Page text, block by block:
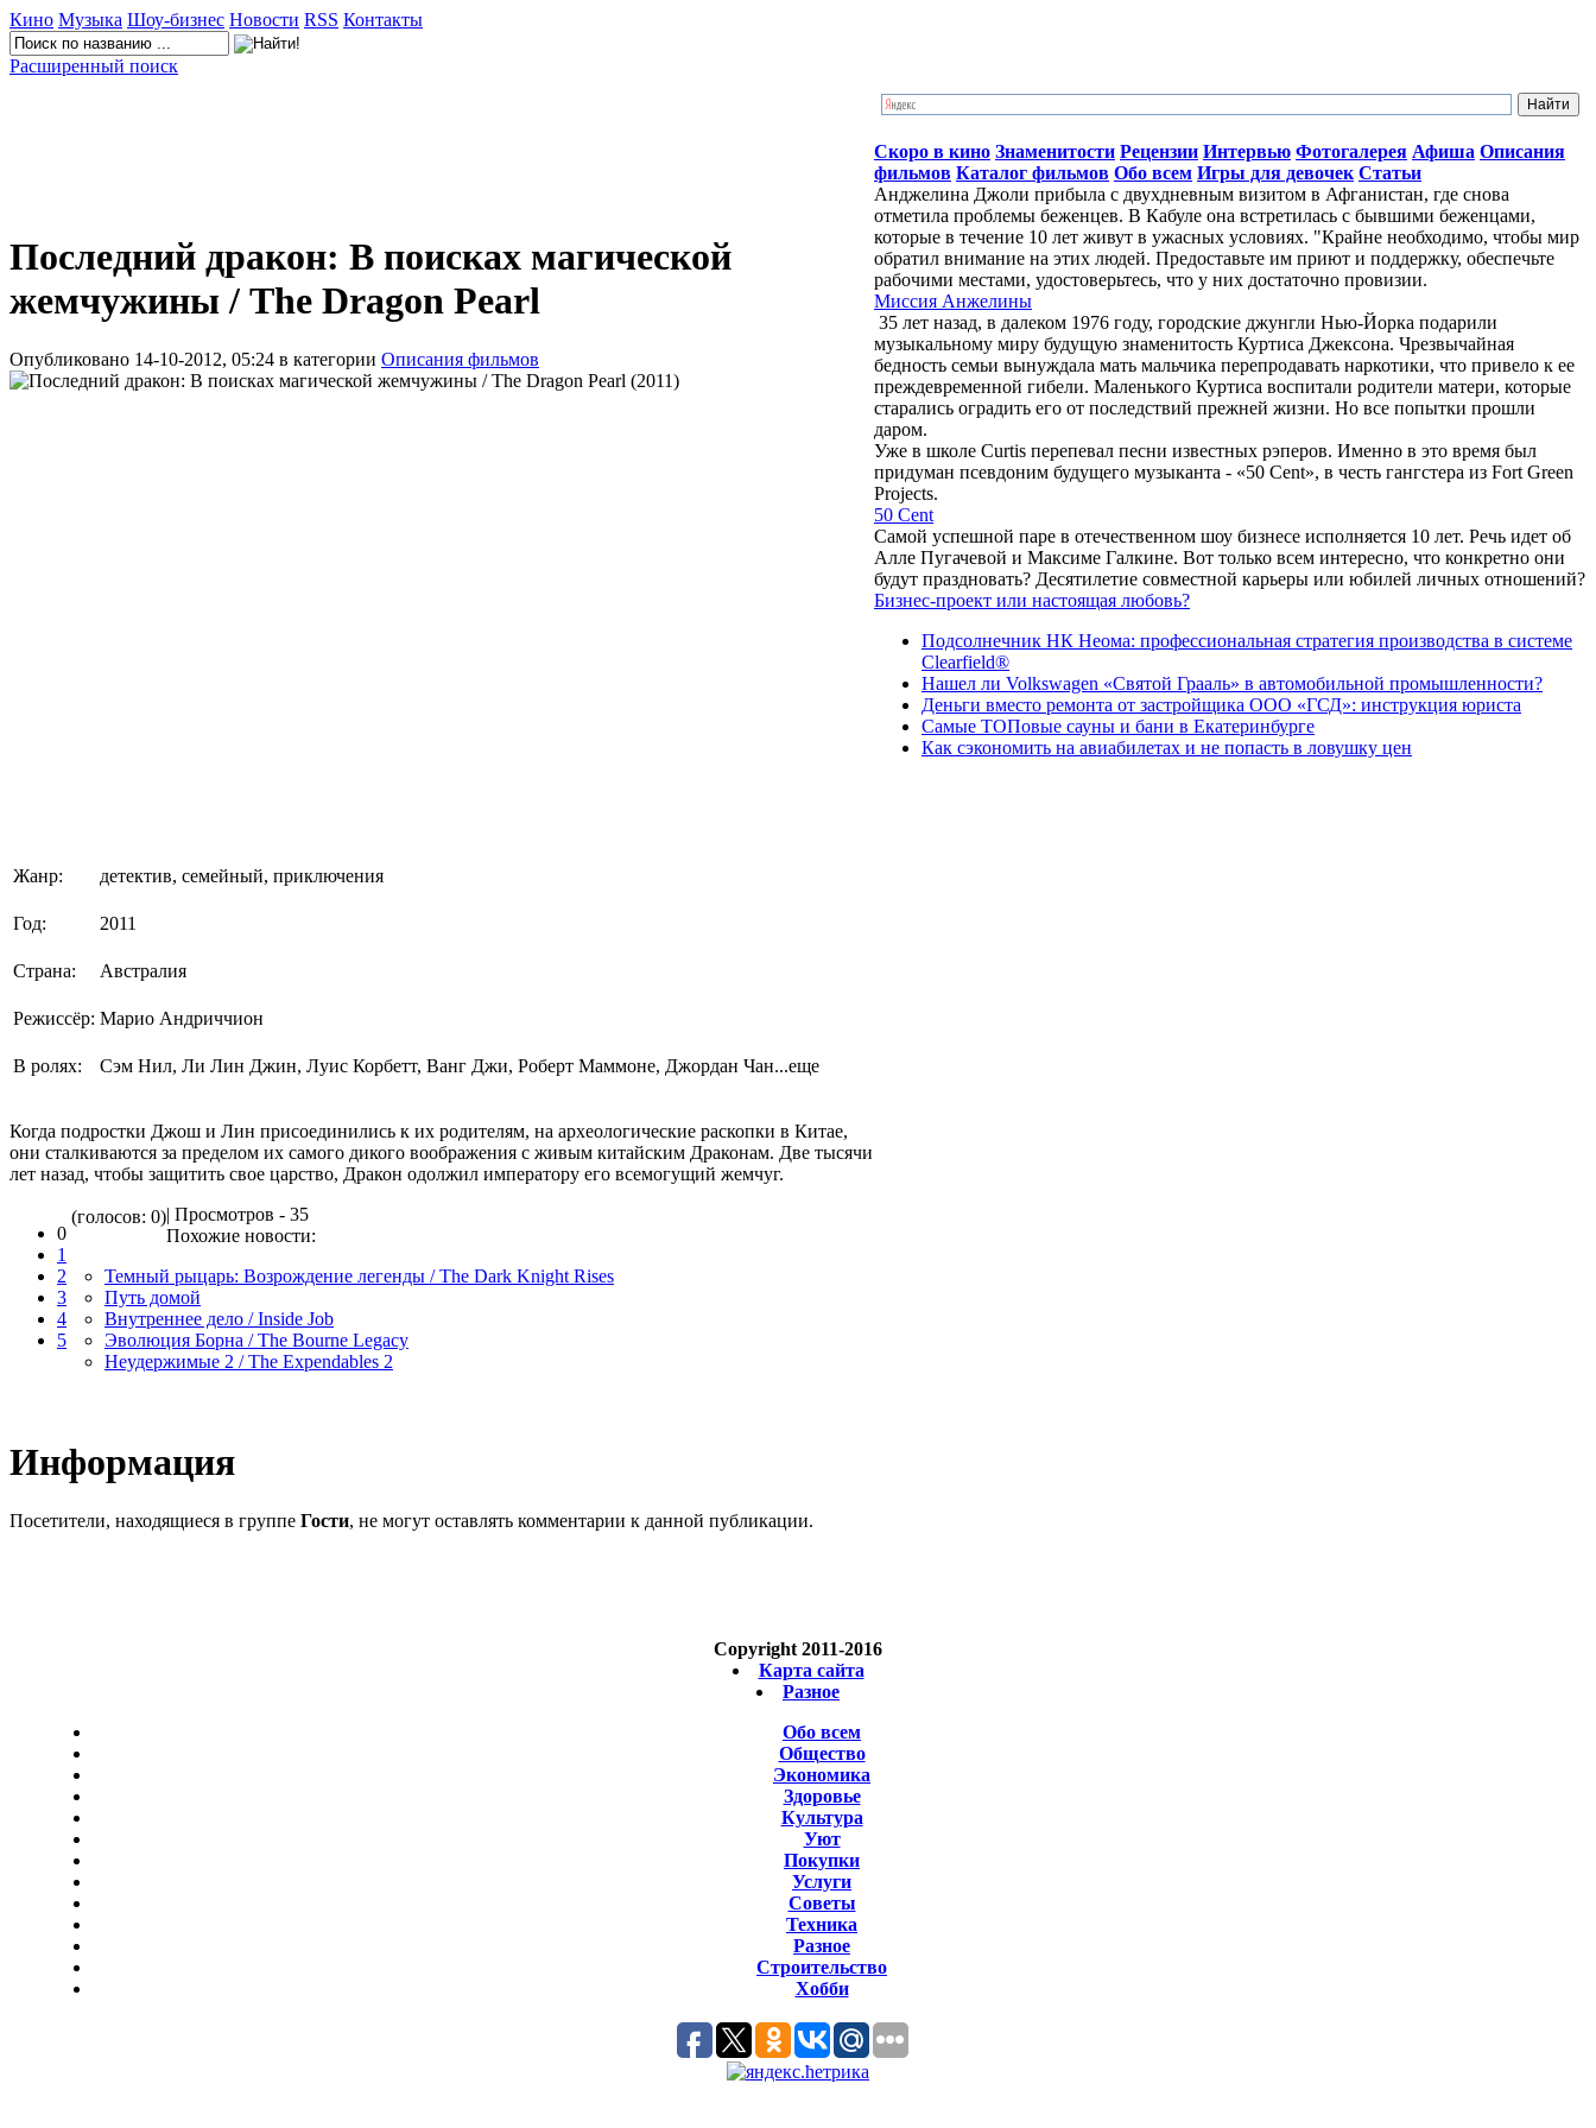
Кино Музыка Шоу-бизнес Новости RSS Контакты
Расширенный поиск
Последний дракон: В поисках магической
жемчужины / The Dragon Pearl
Опубликовано 14-10-2012, 05:24 в категории Описания фильмов
Жанр: детектив, семейный, приключения
Год: 2011
Страна: Австралия
Режиссёр: Марио Андриччион
В ролях: Сэм Нил, Ли Лин Джин, Луис Корбетт, Ванг Джи, Роберт Маммоне, Джордан Чан...еще
Когда подростки Джош и Лин присоединились к их родителям, на археологические раскопки в Китае,
они сталкиваются за пределом их самого дикого воображения с живым китайским Драконaм. Две тысячи
лет назад, чтобы защитить свое царство, Дракон одолжил императору его всемогущий жемчуг.
0
1
2
3
4
5
(голосов: 0)| Просмотров - 35
Похожие новости:
Темный рыцарь: Возрождение легенды / The Dark Knight Rises
Путь домой
Внутреннее дело / Inside Job
Эволюция Борна / The Bourne Legacy
Неудержимые 2 / The Expendables 2
Информация
Посетители, находящиеся в группе Гости, не могут оставлять комментарии к данной публикации.
Скоро в кино Знаменитости Рецензии Интервью Фотогалерея Афиша Описания
фильмов Каталог фильмов Обо всем Игры для девочек Статьи
Анджелина Джоли прибыла с двухдневным визитом в Афганистан, где снова
отметила проблемы беженцев. В Кабуле она встретилась с бывшими беженцами,
которые в течение 10 лет живут в ужасных условиях. "Крайне необходимо, чтобы мир
обратил внимание на этих людей. Предоставьте им приют и поддержку, обеспечьте
рабочими местами, удостоверьтесь, что у них достаточно провизии.
Миссия Анжелины
35 лет назад, в далеком 1976 году, городские джунгли Нью-Йорка подарили
музыкальному миру будущую знаменитость Куртиса Джексона. Чрезвычайная
бедность семьи вынуждала мать мальчика перепродавать наркотики, что привело к ее
преждевременной гибели. Маленького Куртиса воспитали родители матери, которые
старались оградить его от последствий прежней жизни. Но все попытки прошли
даром.
Уже в школе Curtis перепевал песни известных рэперов. Именно в это время был
придуман псевдоним будущего музыканта - «50 Cent», в честь гангстера из Fort Green
Projects.
50 Cent
Самой успешной паре в отечественном шоу бизнесе исполняется 10 лет. Речь идет об
Алле Пугачевой и Максиме Галкине. Вот только всем интересно, что конкретно они
будут праздновать? Десятилетие совместной карьеры или юбилей личных отношений?
Бизнес-проект или настоящая любовь?
Подсолнечник НК Неома: профессиональная стратегия производства в системе
Clearfield®
Нашел ли Volkswagen «Святой Грааль» в автомобильной промышленности?
Деньги вместо ремонта от застройщика ООО «ГСД»: инструкция юриста
Самые ТОПовые сауны и бани в Екатеринбурге
Как сэкономить на авиабилетах и не попасть в ловушку цен
Copyright 2011-2016
Карта сайта
Разное
Обо всем
Общество
Экономика
Здоровье
Культура
Уют
Покупки
Услуги
Советы
Техника
Разное
Строительство
Хобби